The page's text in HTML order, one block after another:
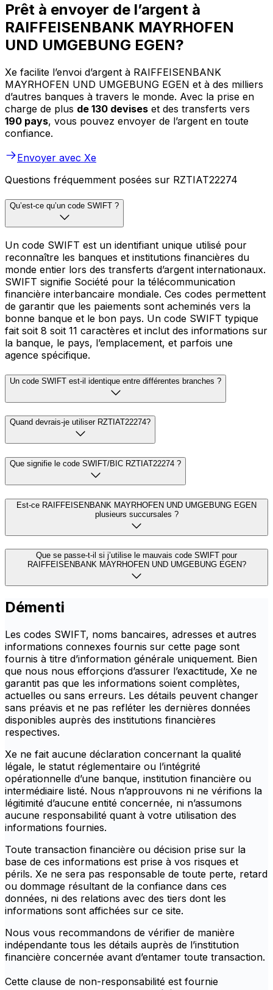
Prêt à envoyer de l’argent à
RAIFFEISENBANK MAYRHOFEN
UND UMGEBUNG EGEN?
Xe facilite l’envoi d’argent à RAIFFEISENBANK
MAYRHOFEN UND UMGEBUNG EGEN et à des milliers
d’autres banques à travers le monde. Avec la prise en
charge de plus de 130 devises et des transferts vers
190 pays, vous pouvez envoyer de l’argent en toute
confiance.
Envoyer avec Xe
Questions fréquemment posées sur RZTIAT22274
Qu’est-ce qu’un code SWIFT ?
Un code SWIFT est un identifiant unique utilisé pour
reconnaître les banques et institutions financières du
monde entier lors des transferts d’argent internationaux.
SWIFT signifie Société pour la télécommunication
financière interbancaire mondiale. Ces codes permettent
de garantir que les paiements sont acheminés vers la
bonne banque et le bon pays. Un code SWIFT typique
fait soit 8 soit 11 caractères et inclut des informations sur
la banque, le pays, l’emplacement, et parfois une
agence spécifique.
Un code SWIFT est-il identique entre différentes branches ?
Quand devrais-je utiliser RZTIAT22274?
Que signifie le code SWIFT/BIC RZTIAT22274 ?
Est-ce RAIFFEISENBANK MAYRHOFEN UND UMGEBUNG EGEN
plusieurs succursales ?
Que se passe-t-il si j’utilise le mauvais code SWIFT pour
RAIFFEISENBANK MAYRHOFEN UND UMGEBUNG EGEN?
Démenti
Les codes SWIFT, noms bancaires, adresses et autres
informations connexes fournis sur cette page sont
fournis à titre d’information générale uniquement. Bien
que nous nous efforçions d’assurer l’exactitude, Xe ne
garantit pas que les informations soient complètes,
actuelles ou sans erreurs. Les détails peuvent changer
sans préavis et ne pas refléter les dernières données
disponibles auprès des institutions financières
respectives.
Xe ne fait aucune déclaration concernant la qualité
légale, le statut réglementaire ou l’intégrité
opérationnelle d’une banque, institution financière ou
intermédiaire listé. Nous n’approuvons ni ne vérifions la
légitimité d’aucune entité concernée, ni n’assumons
aucune responsabilité quant à votre utilisation des
informations fournies.
Toute transaction financière ou décision prise sur la
base de ces informations est prise à vos risques et
périls. Xe ne sera pas responsable de toute perte, retard
ou dommage résultant de la confiance dans ces
données, ni des relations avec des tiers dont les
informations sont affichées sur ce site.
Nous vous recommandons de vérifier de manière
indépendante tous les détails auprès de l’institution
financière concernée avant d’entamer toute transaction.
Cette clause de non-responsabilité est fournie